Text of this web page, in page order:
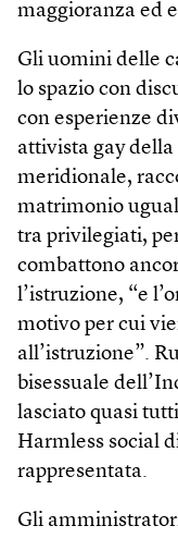
maggioranza ed
Gli uomini delle
lo spazio con
con esperienze
attivista gay
meridionale,
matrimonio
tra privilegiati,
combattono
l’istruzione, “e
motivo per cui
all’istruzione”.
bisessuale
lasciato quasi
Harmless social
rappresentata.
Gli